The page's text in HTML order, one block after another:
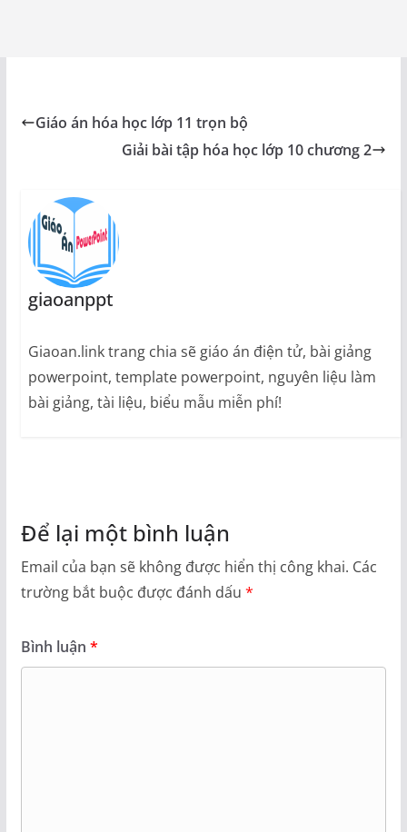
Giáo án hóa học lớp 11 trọn bộ
Giải bài tập hóa học lớp 10 chương 2
giaoanppt
Giaoan.link trang chia sẽ giáo án điện tử, bài giảng
powerpoint, template powerpoint, nguyên liệu làm
bài giảng, tài liệu, biểu mẫu miễn phí!
Để lại một bình luận
Email của bạn sẽ không được hiển thị công khai. Các
trường bắt buộc được đánh dấu *
Bình luận *